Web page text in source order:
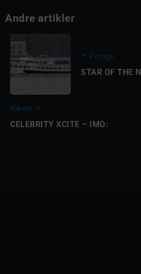
Andre artikler
Forrige
STAR OF THE
Næste
CELEBRITY XCITE – IMO: